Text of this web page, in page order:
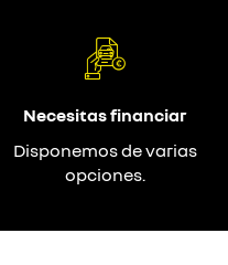
Necesitas financiar
Disponemos de varias
opciones.